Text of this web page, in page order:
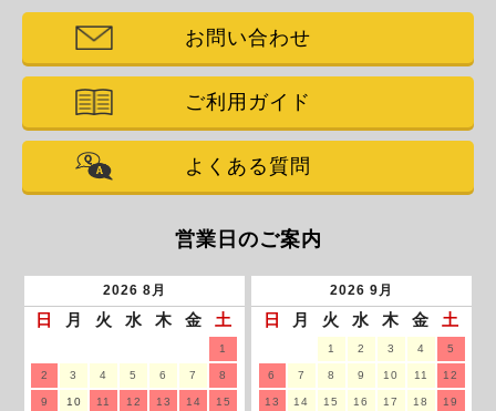
お問い合わせ
ご利用ガイド
よくある質問
営業日のご案内
2026 8月
日 月 火 水 木 金 土
1
2 3 4 5 6 7 8
9 10 11 12 13 14 15
2026 9月
日 月 火 水 木 金 土
1 2 3 4 5
6 7 8 9 10 11 12
13 14 15 16 17 18 19